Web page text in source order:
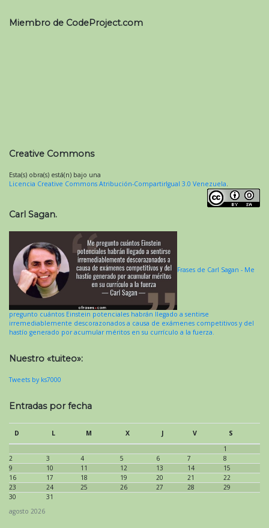
Miembro de CodeProject.com
Creative Commons
Esta(s) obra(s) está(n) bajo una
Licencia Creative Commons Atribución-CompartirIgual 3.0 Venezuela
Carl Sagan.
Frases de Carl Sagan - Me
pregunto cuántos Einstein potenciales habrán llegado a sentirse
irremediablemente descorazonados a causa de exámenes competitivos y del
hastío generado por acumular méritos en su currículo a la fuerza.
Nuestro «tuiteo»:
Tweets by ks7000
Entradas por fecha
agosto 2026
D L M X J V
S
1
2
3 4 5 6 7
8
9
10 11 12 13 14
15
16
17 18 19 20 21
22
23
24 25 26 27 28
29
30
31